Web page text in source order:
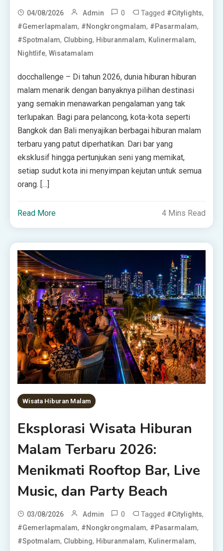
04/08/2026 Admin 0 Tagged #citylights,
#gemerlapmalam, #nongkrongmalam, #pasarmalam,
#spotmalam, Clubbing, Hiburanmalam, Kulinermalam,
Nightlife,Wisatamalam
docchallenge – Di tahun 2026, dunia hiburan hiburan
malam menarik dengan banyaknya pilihan destinasi
yang semakin menawarkan pengalaman yang tak
terlupakan. Bagi para pelancong, kota-kota seperti
Bangkok dan Bali menyajikan berbagai hiburan malam
terbaru yang patut diperhatikan. Dari bar yang
eksklusif hingga pertunjukan seni yang memikat,
setiap sudut kota ini menyimpan kejutan untuk semua
orang. […]
Read More 4 Mins Read
Wisata Hiburan Malam
Eksplorasi Wisata Hiburan
Malam Terbaru 2026:
Menikmati Rooftop Bar, Live
Music, dan Party Beach
03/08/2026 Admin 0 Tagged #citylights,
#gemerlapmalam, #nongkrongmalam, #pasarmalam,
#spotmalam, Clubbing, Hiburanmalam, Kulinermalam,